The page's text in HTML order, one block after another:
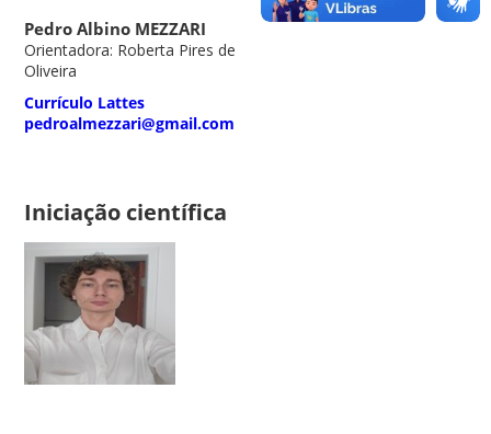
Pedro Albino MEZZARI
Orientadora: Roberta Pires de
Oliveira
Currículo Lattes
pedroalmezzari@gmail.com
Iniciação científica